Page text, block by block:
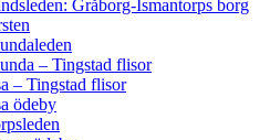
Gråborg-Ismantorps borg
– Tingstad flisor
– Tingstad flisor
ödeby